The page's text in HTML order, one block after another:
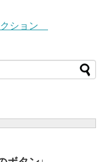
ション